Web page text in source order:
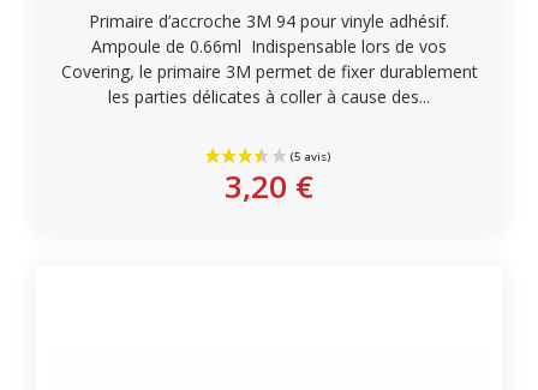
Acheter
Primaire d’accroche 3M 94 pour vinyle adhésif.
Ampoule de 0.66ml Indispensable lors de vos
Covering, le primaire 3M permet de fixer durablement
les parties délicates à coller à cause des...
3,20 €